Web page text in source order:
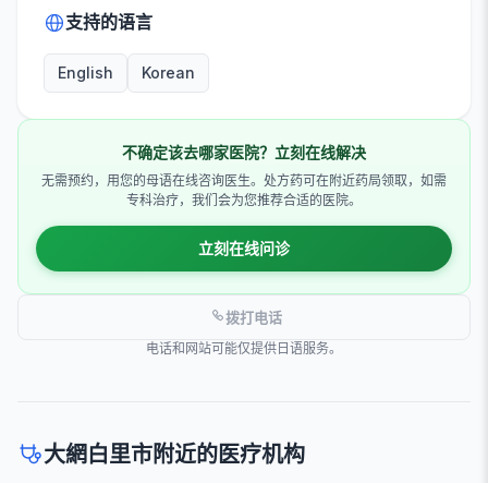
支持的语言
English Korean
不确定该去哪家医院？立刻在线解决
无需预约，用您的母语在线咨询医生。处方药可在附近药局领取，如需
专科治疗，我们会为您推荐合适的医院。
立刻在线问诊
拨打电话
电话和网站可能仅提供日语服务。
大網白里市附近的医疗机构